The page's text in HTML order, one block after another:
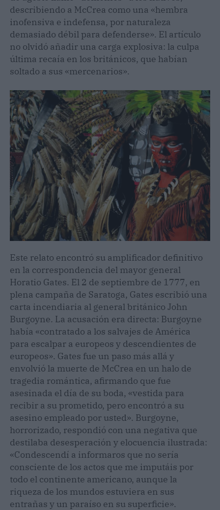
describiendo a McCrea como una «hembra
inofensiva e indefensa, por naturaleza
demasiado débil para defenderse». El artículo
no olvidó añadir una carga explosiva: la culpa
última recaía en los británicos, que habían
soltado a sus «mercenarios».
Este relato encontró su amplificador definitivo
en la correspondencia del mayor general
Horatio Gates. El 2 de septiembre de 1777, en
plena campaña de Saratoga, Gates escribió una
carta incendiaria al general británico John
Burgoyne. La acusación era directa: Burgoyne
había «contratado a los salvajes de América
para escalpar a europeos y descendientes de
europeos». Gates fue un paso más allá y
envolvió la muerte de McCrea en un halo de
tragedia romántica, afirmando que fue
asesinada el día de su boda, «vestida para
recibir a su prometido, pero encontró a su
asesino empleado por usted». Burgoyne,
horrorizado, respondió con una negativa que
destilaba desesperación y elocuencia ilustrada:
«Condescendí a informaros que no sería
consciente de los actos que me imputáis por
todo el continente americano, aunque la
riqueza de los mundos estuviera en sus
entrañas y un paraíso en su superficie».